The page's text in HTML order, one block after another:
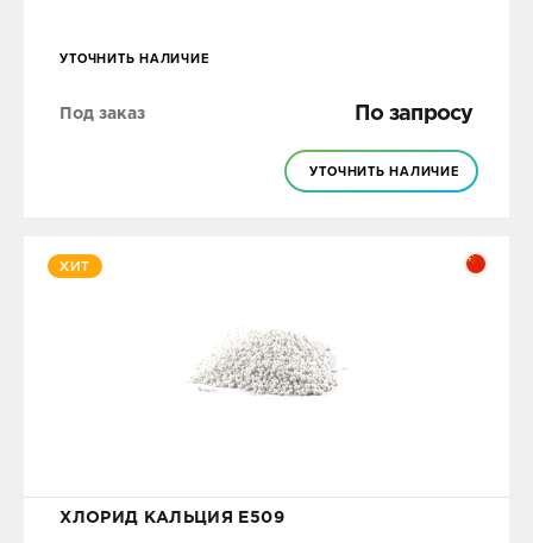
УТОЧНИТЬ НАЛИЧИЕ
Под заказ По запросу
УТОЧНИТЬ НАЛИЧИЕ
ХИТ
ХЛОРИД КАЛЬЦИЯ Е509